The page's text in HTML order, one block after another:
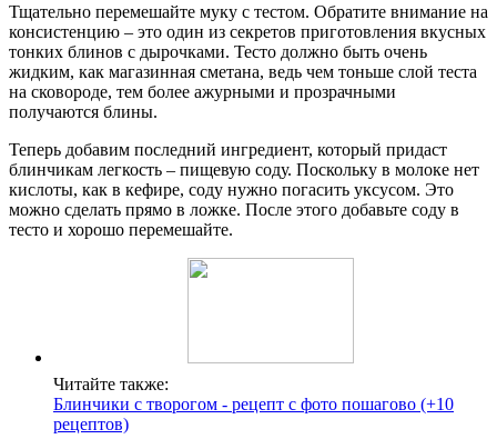
Тщательно перемешайте муку с тестом. Обратите внимание на
консистенцию – это один из секретов приготовления вкусных
тонких блинов с дырочками. Тесто должно быть очень
жидким, как магазинная сметана, ведь чем тоньше слой теста
на сковороде, тем более ажурными и прозрачными
получаются блины.
Теперь добавим последний ингредиент, который придаст
блинчикам легкость – пищевую соду. Поскольку в молоке нет
кислоты, как в кефире, соду нужно погасить уксусом. Это
можно сделать прямо в ложке. После этого добавьте соду в
тесто и хорошо перемешайте.
Читайте также:
Блинчики с творогом - рецепт с фото пошагово (+10
рецептов)